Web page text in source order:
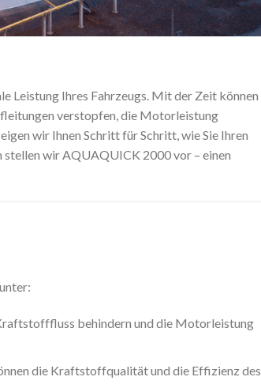
Leistung Ihres Fahrzeugs. Mit der Zeit können
verstopfen, die Motorleistung
wir Ihnen Schritt für Schritt, wie Sie Ihren
wir AQUAQUICK 2000 vor – einen
behindern und die Motorleistung
die Kraftstoffqualität und die Effizienz des